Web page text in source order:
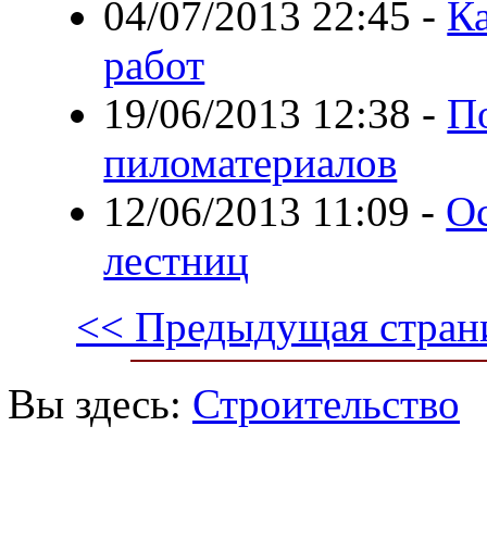
04/07/2013 22:45 -
работ
19/06/2013 12:38 -
пиломатериалов
12/06/2013 11:09 -
лестниц
<< Предыдущая
Вы здесь: Строительство